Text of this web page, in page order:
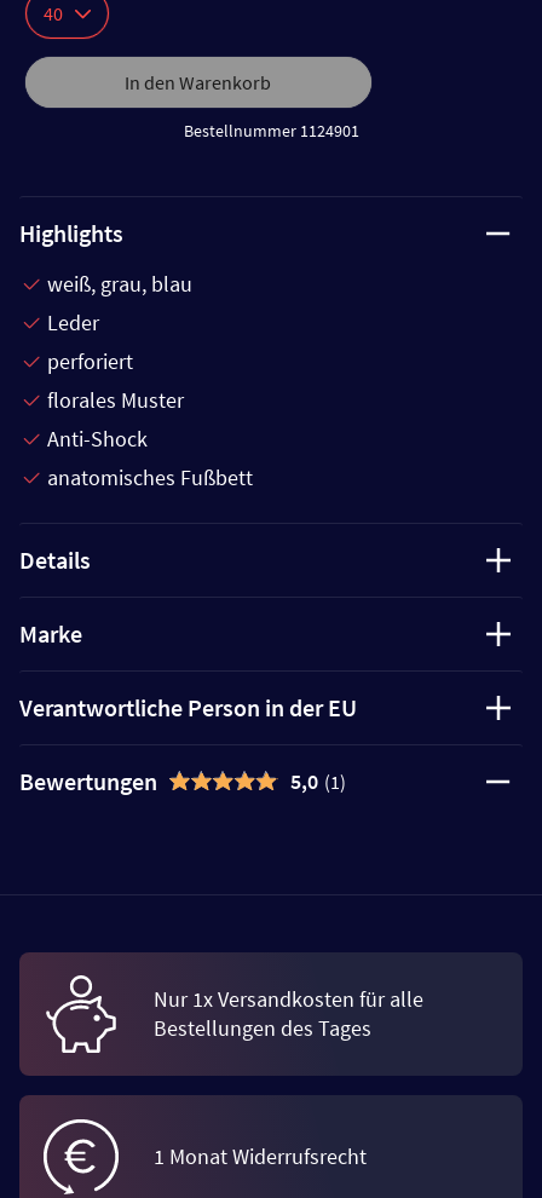
40
In den Warenkorb
Bestellnummer 1124901
Highlights
weiß, grau, blau
Leder
perforiert
florales Muster
Anti-Shock
anatomisches Fußbett
Details
Marke
Verantwortliche Person in der EU
Bewertungen 5,0 (1)
Nur 1x Versandkosten für alle
Bestellungen des Tages
1 Monat Widerrufsrecht